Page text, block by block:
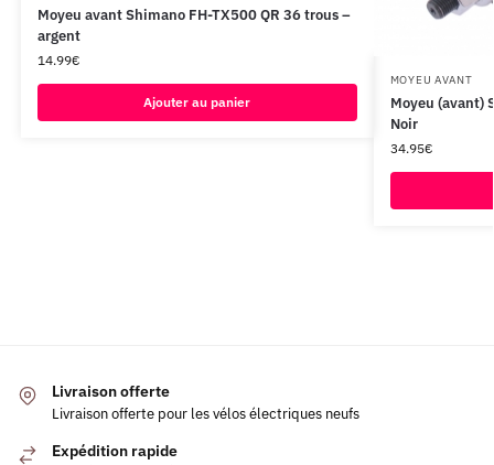
Moyeu avant Shimano FH-TX500 QR 36 trous –
argent
14.99€
Ajouter au panier
MOYEU AVANT
Moyeu (avant)
Noir
34.95€
Livraison offerte
Livraison offerte pour les vélos électriques neufs
Expédition rapide